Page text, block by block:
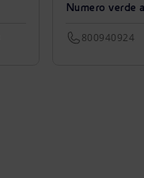
Numero verde
800940924